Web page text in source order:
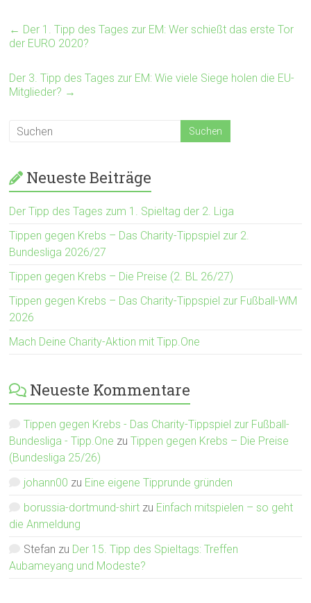
← Der 1. Tipp des Tages zur EM: Wer schießt das erste Tor
der EURO 2020?
Der 3. Tipp des Tages zur EM: Wie viele Siege holen die EU-
Mitglieder? →
Neueste Beiträge
Der Tipp des Tages zum 1. Spieltag der 2. Liga
Tippen gegen Krebs – Das Charity-Tippspiel zur 2.
Bundesliga 2026/27
Tippen gegen Krebs – Die Preise (2. BL 26/27)
Tippen gegen Krebs – Das Charity-Tippspiel zur Fußball-WM
2026
Mach Deine Charity-Aktion mit Tipp.One
Neueste Kommentare
Tippen gegen Krebs - Das Charity-Tippspiel zur Fußball-
Bundesliga - Tipp.One zuTippen gegen Krebs – Die Preise
(Bundesliga 25/26)
johann00 zu Eine eigene Tipprunde gründen
borussia-dortmund-shirt zu Einfach mitspielen – so geht
die Anmeldung
Stefan zu Der 15. Tipp des Spieltags: Treffen
Aubameyang und Modeste?